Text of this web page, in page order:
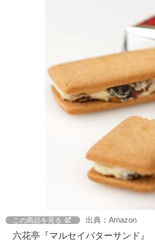
この商品を見る 出典：Amazon
六花亭『マルセイバターサンド』